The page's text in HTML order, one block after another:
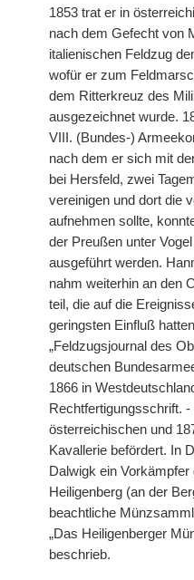
1853 trat er in
nach dem Gefecht von
italienischen Feldzug
wofür er zum
dem Ritterkreuz des
ausgezeichnet wurde.
VIII. (Bundes-)
nach dem er sich mit
bei Hersfeld, zwei
vereinigen und dort die
aufnehmen sollte,
der Preußen unter
ausgeführt werden.
nahm weiterhin an den
teil, die auf die
geringsten Einfluß
„Feldzugsjournal des
deutschen
1866 in
Rechtfertigungsschrift.
österreichischen und
Kavallerie befördert. In
Dalwigk ein
Heiligenberg (an der
beachtliche
„Das Heiligenberger
beschrieb.